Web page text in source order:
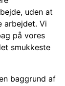
uden at
arbejdet. Vi
på vores
smukkeste
baggrund af